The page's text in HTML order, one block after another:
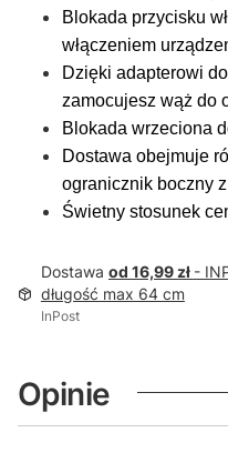
Blokada przycisku
włączeniem
Dzięki adapterowi
zamocujesz wąż do
Blokada wrzeciona
Dostawa obejmuje
ogranicznik boczny
Świetny stosunek
Dostawa od 16,99 zł -
długość max 64 cm
InPost
Opinie